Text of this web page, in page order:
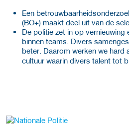
Een
(BO+) maakt deel uit van de
De politie zet in op vernieuwing
binnen teams. Divers
beter. Daarom werken we hard
cultuur waarin divers talent tot
Meer werkgever details